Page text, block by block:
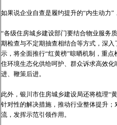
如果说企业自查是履约提升的“内生动力”
“各级住房城乡建设部门要结合物业服务
期检查与不定期抽查相结合等方式，深
示，将全面推行“红黄榜”晾晒机制，重
住环境生态化供给呵护、群众诉求高效
进、鞭策后进。
此外，银川市住房城乡建设局还将梳理“
针对性的解决措施，推动行业整体提升
流，发挥示范引领作用。